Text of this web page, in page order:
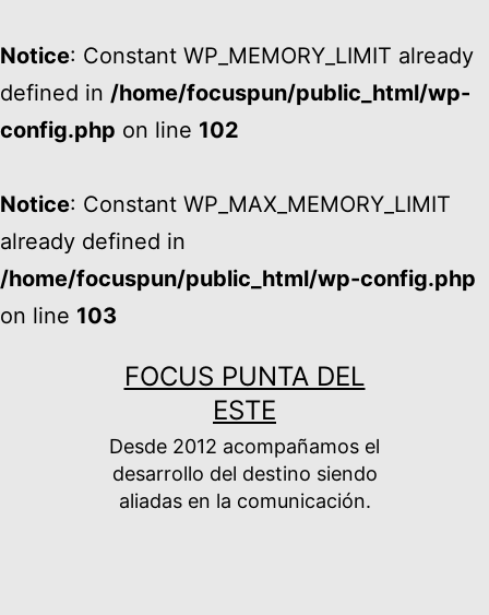
Notice: Constant WP_MEMORY_LIMIT already
defined in /home/focuspun/public_html/wp-
config.php on line 102
Notice: Constant WP_MAX_MEMORY_LIMIT
already defined in
/home/focuspun/public_html/wp-config.php
on line 103
FOCUS PUNTA DEL
ESTE
Desde 2012 acompañamos el
desarrollo del destino siendo
aliadas en la comunicación.